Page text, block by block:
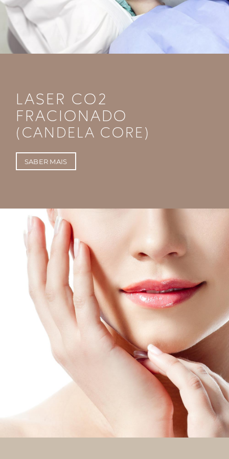
LASER CO2
FRACIONADO
(CANDELA CORE)
SABER MAIS